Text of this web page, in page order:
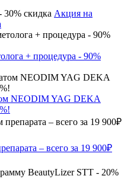
Акция на
+ процедура - 90%
NEODIM YAG DEKA
– всего за 19 900₽